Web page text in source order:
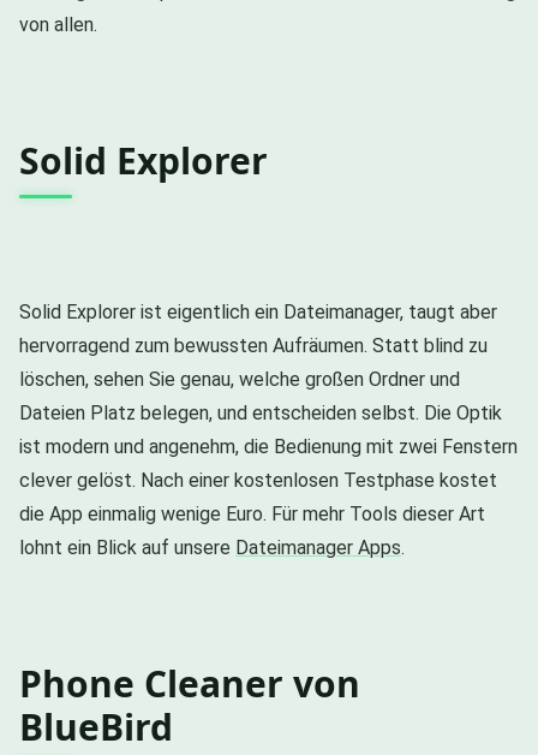
von allen.
Solid Explorer
Solid Explorer ist eigentlich ein Dateimanager, taugt aber
hervorragend zum bewussten Aufräumen. Statt blind zu
löschen, sehen Sie genau, welche großen Ordner und
Dateien Platz belegen, und entscheiden selbst. Die Optik
ist modern und angenehm, die Bedienung mit zwei Fenstern
clever gelöst. Nach einer kostenlosen Testphase kostet
die App einmalig wenige Euro. Für mehr Tools dieser Art
lohnt ein Blick auf unsere Dateimanager Apps.
Phone Cleaner von
BlueBird